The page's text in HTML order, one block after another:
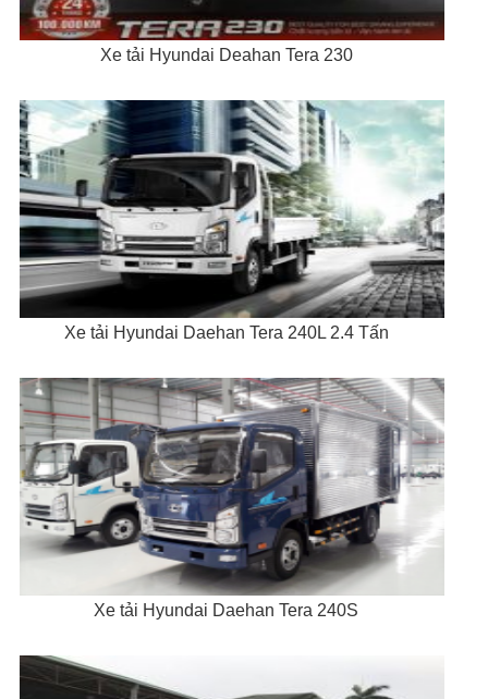
Xe tải Hyundai Deahan Tera 230
Xe tải Hyundai Daehan Tera 240L 2.4 Tấn
Xe tải Hyundai Daehan Tera 240S